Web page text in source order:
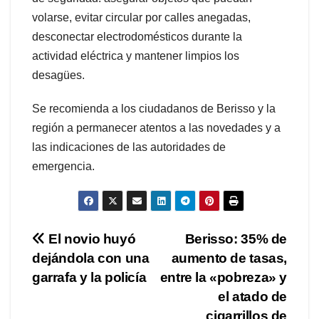
volarse, evitar circular por calles anegadas,
desconectar electrodomésticos durante la
actividad eléctrica y mantener limpios los
desagües.
Se recomienda a los ciudadanos de Berisso y la
región a permanecer atentos a las novedades y a
las indicaciones de las autoridades de
emergencia.
Navegación
de
Berisso: 35% de
aumento de tasas,
entre la «pobreza» y
el atado de
cigarrillos de
El novio huyó
dejándola con una
garrafa y la policía